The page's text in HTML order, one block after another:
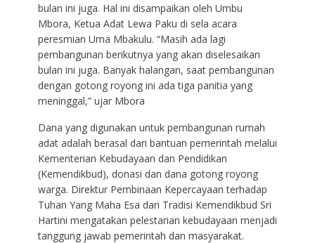
bulan ini juga. Hal ini disampaikan oleh Umbu
Mbora, Ketua Adat Lewa Paku di sela acara
peresmian Uma Mbakulu. “Masih ada lagi
pembangunan berikutnya yang akan diselesaikan
bulan ini juga. Banyak halangan, saat pembangunan
dengan gotong royong ini ada tiga panitia yang
meninggal,” ujar Mbora
Dana yang digunakan untuk pembangunan rumah
adat adalah berasal dari bantuan pemerintah melalui
Kementerian Kebudayaan dan Pendidikan
(Kemendikbud), donasi dan dana gotong royong
warga. Direktur Pembinaan Kepercayaan terhadap
Tuhan Yang Maha Esa dan Tradisi Kemendikbud Sri
Hartini mengatakan pelestarian kebudayaan menjadi
tanggung jawab pemerintah dan masyarakat.